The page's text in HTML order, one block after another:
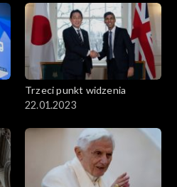
Trzeci punkt widzenia
22.01.2023